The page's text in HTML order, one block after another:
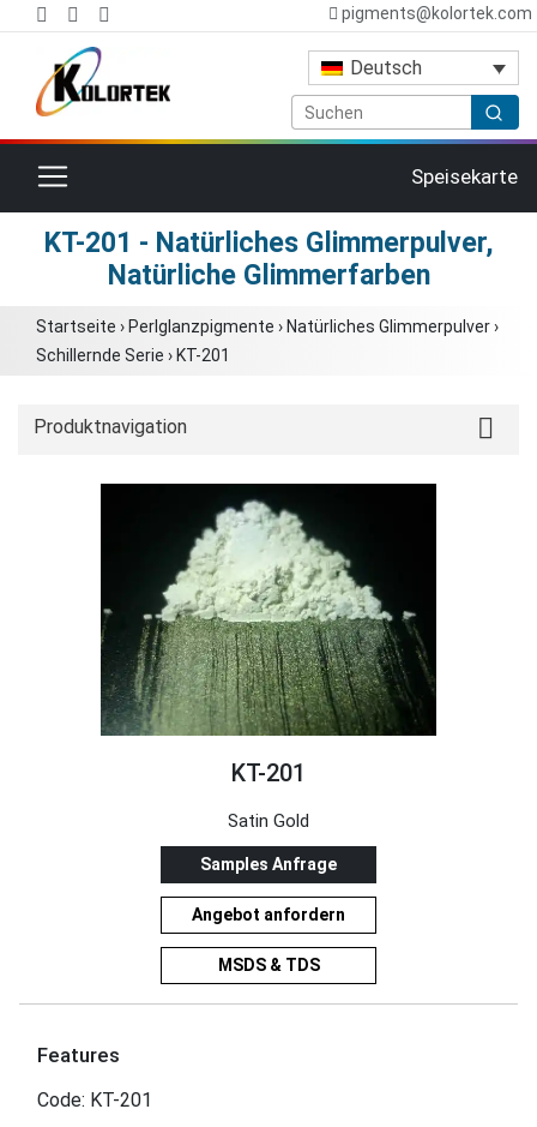
pigments@kolortek.com
Deutsch
Toggle navigation Speisekarte
KT-201 - Natürliches Glimmerpulver,
Natürliche Glimmerfarben
Startseite › Perlglanzpigmente › Natürliches Glimmerpulver›
Schillernde Serie › KT-201
Produktnavigation
KT-201
Satin Gold
Samples Anfrage
Angebot anfordern
MSDS & TDS
Features
Code: KT-201